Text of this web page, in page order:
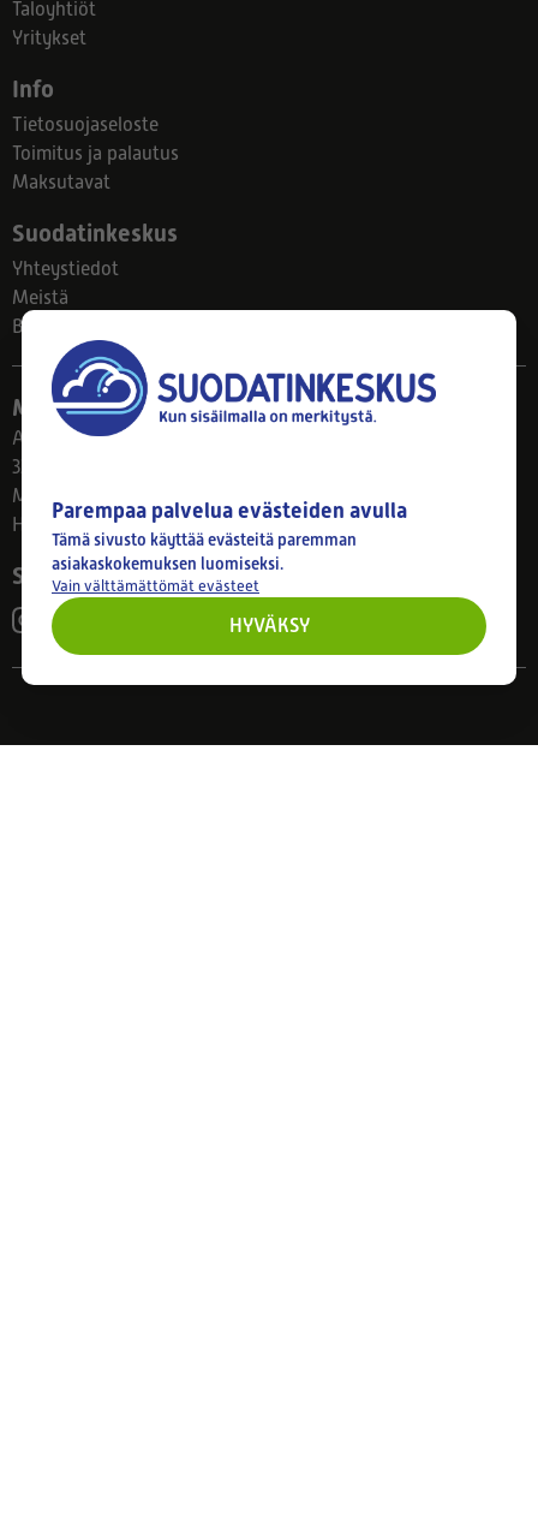
Taloyhtiöt
Yritykset
Info
Tietosuojaseloste
Toimitus ja palautus
Maksutavat
Suodatinkeskus
Yhteystiedot
Meistä
Blogi
Myymälä
Ahlmanintie 61
33800 Tampere
Ma–Pe 8–17
Huom! Myymälän poikkeusaukiolot: 27.7.-21.8. klo 8-16
Seuraa meitä
Parempaa palvelua evästeiden avulla
Tämä sivusto käyttää evästeitä paremman
asiakaskokemuksen luomiseksi.
Vain välttämättömät evästeet
HYVÄKSY